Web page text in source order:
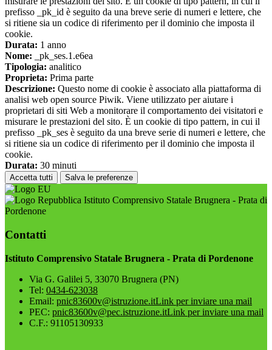
prefisso _pk_id è seguito da una breve serie di numeri e lettere, che
si ritiene sia un codice di riferimento per il dominio che imposta il
cookie.
Durata: 1 anno
Nome: _pk_ses.1.e6ea
Tipologia: analitico
Proprieta: Prima parte
Descrizione: Questo nome di cookie è associato alla piattaforma di
analisi web open source Piwik. Viene utilizzato per aiutare i
proprietari di siti Web a monitorare il comportamento dei visitatori e
misurare le prestazioni del sito. È un cookie di tipo pattern, in cui il
prefisso _pk_ses è seguito da una breve serie di numeri e lettere, che
si ritiene sia un codice di riferimento per il dominio che imposta il
cookie.
Durata: 30 minuti
Accetta tutti Salva le preferenze
Istituto Comprensivo Statale Brugnera - Prata di
Pordenone
Contatti
Istituto Comprensivo Statale Brugnera - Prata di Pordenone
Via G. Galilei 5, 33070 Brugnera (PN)
Tel: 0434-623038
Email: pnic83600v@istruzione.itLink per inviare una mail
PEC: pnic83600v@pec.istruzione.itLink per inviare una mail
C.F.: 91105130933